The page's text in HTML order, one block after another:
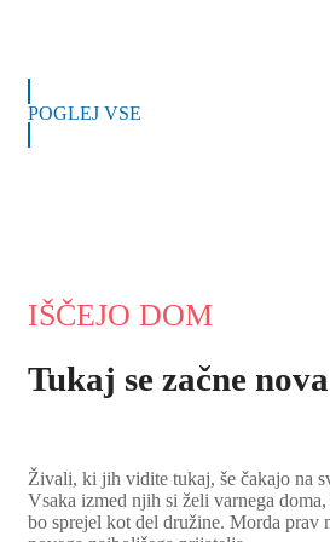
POGLEJ VSE
IŠČEJO DOM
Tukaj se začne
Živali, ki jih vidite tukaj, še čakajo na
Vsaka izmed njih si želi varnega
bo sprejel kot del družine. Morda prav